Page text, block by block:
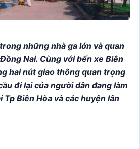
những nhà ga lớn và quan
Nai. Cùng với bến xe Biên
hai nút giao thông quan trọng
đi lại của người dân đang làm
Tp Biên Hòa và các huyện lân